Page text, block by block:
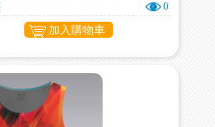
0
加入購物車